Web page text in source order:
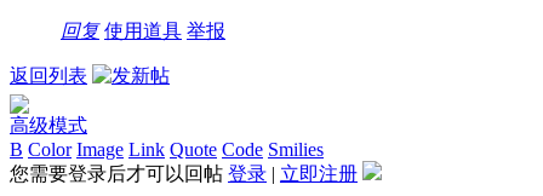
回复 使用道具 举报
返回列表
高级模式
B Color Image Link Quote Code Smilies
您需要登录后才可以回帖 登录 | 立即注册